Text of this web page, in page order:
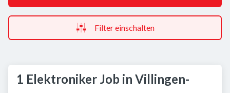
Filter einschalten
1 Elektroniker Job in Villingen-